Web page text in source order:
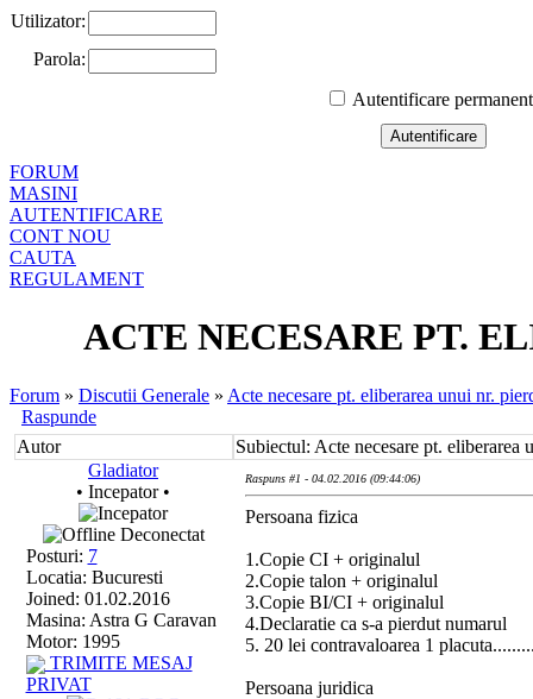
Utilizator:
Parola:
Autentificare
FORUM
MASINI
AUTENTIFICARE
CONT NOU
CAUTA
REGULAMENT
ACTE NECESARE PT.
Forum » Discutii Generale » Acte necesare pt. eliberarea unui nr.
Raspunde
Autor
Subiectul: Acte necesare pt. eliberarea
Gladiator
• Incepator •
Deconectat
Posturi: 7
Locatia: Bucuresti
Joined: 01.02.2016
Masina: Astra G Caravan
Motor: 1995
TRIMITE MESAJ
PRIVAT
Raspuns #1 - 04.02.2016 (09:44:06)
Persoana fizica
1.Copie CI + originalul
2.Copie talon + originalul
3.Copie BI/CI + originalul
4.Declaratie ca s-a pierdut numarul
5. 20 lei contravaloarea 1
Persoana juridica